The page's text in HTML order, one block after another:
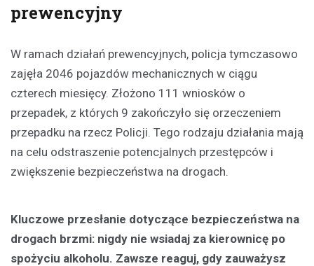
prewencyjny
W ramach działań prewencyjnych, policja tymczasowo
zajęła 2046 pojazdów mechanicznych w ciągu
czterech miesięcy. Złożono 111 wniosków o
przepadek, z których 9 zakończyło się orzeczeniem
przepadku na rzecz Policji. Tego rodzaju działania mają
na celu odstraszenie potencjalnych przestępców i
zwiększenie bezpieczeństwa na drogach.
Kluczowe przesłanie dotyczące bezpieczeństwa na
drogach brzmi: nigdy nie wsiadaj za kierownicę po
spożyciu alkoholu. Zawsze reaguj, gdy zauważysz